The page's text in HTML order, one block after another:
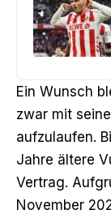
Ein Wunsch
zwar mit
aufzulaufen.
Jahre ältere
Vertrag.
November